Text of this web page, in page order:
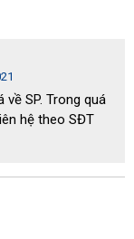
SP. Trong quá
hệ theo SĐT